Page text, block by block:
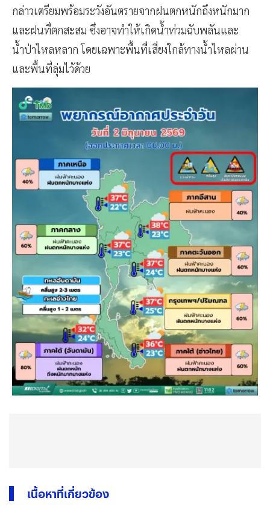
กล่าวเตรียมพร้อมระวังอันตรายจากฝนตกหนักถึงหนักมาก
และฝนที่ตกสะสม ซึ่งอาจทำให้เกิดน้ำท่วมฉับพลันและ
น้ำป่าไหลหลาก โดยเฉพาะพื้นที่เสี่ยงใกล้ทางน้ำไหลผ่าน
และพื้นที่ลุ่มไว้ด้วย
เนื้อหาที่เกี่ยวข้อง